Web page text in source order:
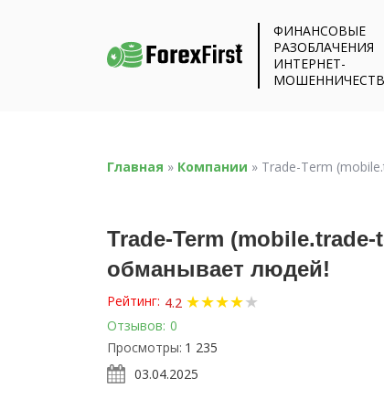
ФИНАНСОВЫЕ
РАЗОБЛАЧЕНИЯ
ИНТЕРНЕТ-
Главная » Компании » Trade-Term
Trade-Term
обманывает людей!
Рейтинг: 4.2 ★★★★★
Отзывов: 0
Просмотры: 1 235
03.04.2025